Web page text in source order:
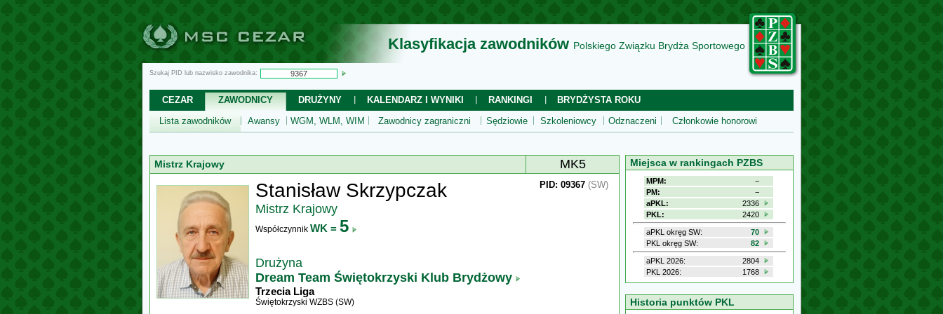
Klasyfikacja zawodników Polskiego Związku Brydża Sportowego
Szukaj PID lub nazwisko zawodnika:
CEZAR ZAWODNICY DRUŻYNY KALENDARZ I WYNIKI RANKINGI
BRYDŻYSTA ROKU
Lista zawodników
Awansy WGM, WLM, WIM Zawodnicy zagraniczni Sędziowie Szkoleniowcy Odznaczeni Członkowie honorowi
Mistrz Krajowy MK5
Stanisław Skrzypczak
Mistrz Krajowy
Współczynnik WK = 5
Drużyna
Dream Team Świętokrzyski Klub Brydżowy
Trzecia Liga
Świętokrzyski WZBS (SW)
PID: 09367 (SW)
Miejsca w rankingach PZBS
MPM:
−
PM:
−
aPKL:
2336
PKL:
2420
aPKL okręg SW:
70
PKL okręg SW:
82
aPKL 2026:
2804
PKL 2026:
1768
Historia punktów PKL